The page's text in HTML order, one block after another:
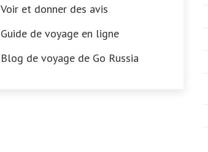
Voir et donner des avis
Guide de voyage en ligne
Blog de voyage de Go Russia